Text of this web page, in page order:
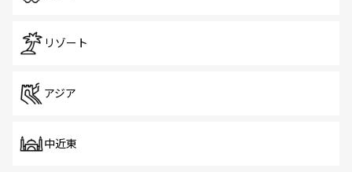
リゾート
アジア
中近東